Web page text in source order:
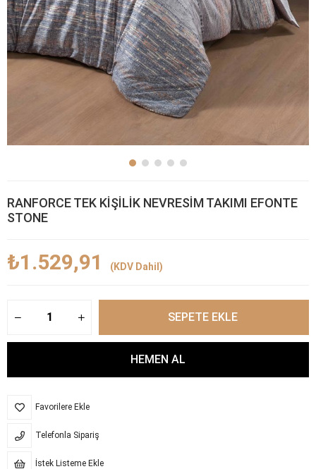
RANFORCE TEK KİŞİLİK NEVRESİM TAKIMI EFONTE
STONE
₺1.529,91 (KDV Dahil)
Favorilere Ekle
Telefonla Sipariş
İstek Listeme Ekle